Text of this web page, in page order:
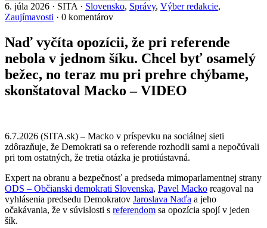
6. júla 2026 · SITA · Slovensko, Správy, Výber redakcie,
Zaujímavosti · 0 komentárov
Naď vyčíta opozícii, že pri referende
nebola v jednom šíku. Chcel byť osamelý
bežec, no teraz mu pri prehre chýbame,
skonštatoval Macko – VIDEO
6.7.2026 (SITA.sk) – Macko v príspevku na sociálnej sieti
zdôrazňuje, že Demokrati sa o referende rozhodli sami a nepočúvali
pri tom ostatných, že tretia otázka je protiústavná.
Expert na obranu a bezpečnosť a predseda mimoparlamentnej strany
ODS – Občianski demokrati Slovenska, Pavel Macko reagoval na
vyhlásenia predsedu Demokratov Jaroslava Naďa a jeho
očakávania, že v súvislosti s referendom sa opozícia spojí v jeden
šík.